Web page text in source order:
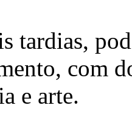
tardias,
com
e arte.